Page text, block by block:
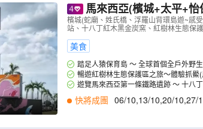
馬來西亞(檳城+太平+
enang 檳城萬怡酒店、人氣
屋自助餐】（AMPEN06M）
檳城(蛇廟、姓氏橋、浮羅山背環島遊~感
站、十八丁紅木黑金炭窯、紅樹林生態保
美食
踏足人猿保育島 ～ 全球首個全戶外野
觸。暢遊紅樹林生態保護區之旅～體驗抓鱟
遊覽馬來西亞第一條鐵路遺跡 ～ 十八
衰史。
快將成團 06/10,13/10,20/10,27/